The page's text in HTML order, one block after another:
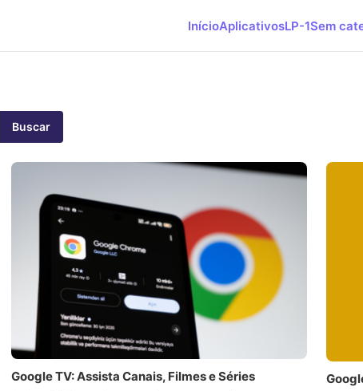
InícioAplicativosLP-1Sem
Buscar
Google TV: Assista Canais, Filmes e Séries